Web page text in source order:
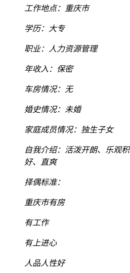
工作地点：重庆市
学历：大专
职业：人力资源管理
年收入：保密
车房情况：无
婚史情况：未婚
家庭成员情况：独生子女
自我介绍：活泼开朗、乐观
好、直爽
择偶标准：
重庆市有房
有工作
有上进心
人品人性好